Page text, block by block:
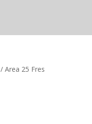
/ Area 25 Fres